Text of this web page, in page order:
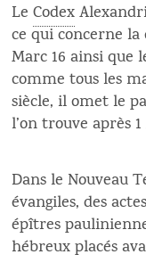
LeCodex
ce qui concerne
Marc 16 ainsi que
comme tous les
siècle, il omet le
l’on trouve après 1
Dans le Nouveau
évangiles, des
épîtres
hébreux placés